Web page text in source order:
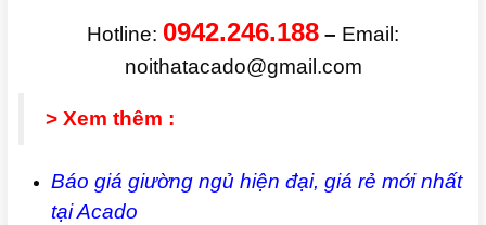
Hotline: 0942.246.188 – Email:
noithatacado@gmail.com
> Xem thêm :
Báo giá giường ngủ hiện đại, giá rẻ mới nhất
tại Acado